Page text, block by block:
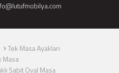
Tek Masa Ayakları
Masa
Sabit Oval Masa